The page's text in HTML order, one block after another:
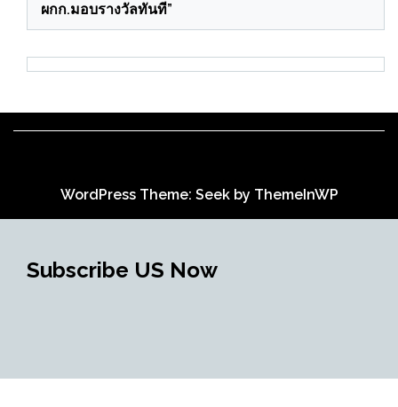
ผกก.มอบรางวัลทันที”
WordPress Theme: Seek by ThemeInWP
Subscribe US Now